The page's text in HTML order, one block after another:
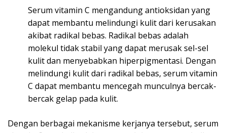
Serum vitamin C mengandung antioksidan yang
dapat membantu melindungi kulit dari kerusakan
akibat radikal bebas. Radikal bebas adalah
molekul tidak stabil yang dapat merusak sel-sel
kulit dan menyebabkan hiperpigmentasi. Dengan
melindungi kulit dari radikal bebas, serum vitamin
C dapat membantu mencegah munculnya bercak-
bercak gelap pada kulit.
Dengan berbagai mekanisme kerjanya tersebut, serum